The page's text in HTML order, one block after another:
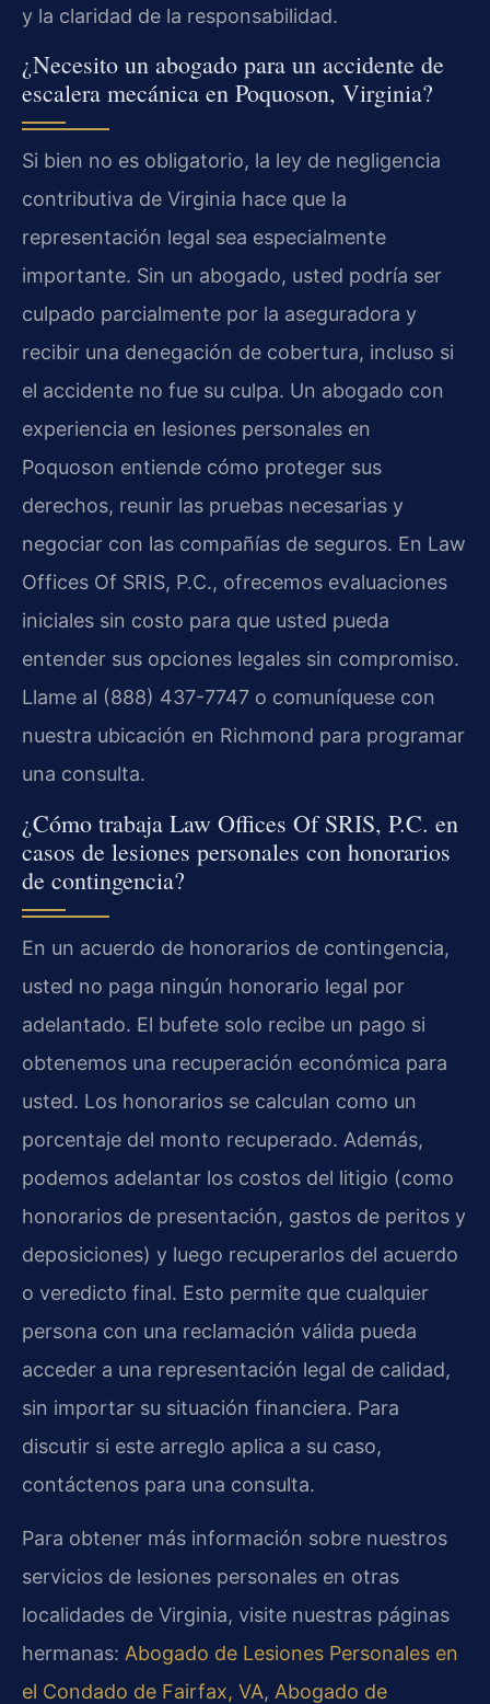
y la claridad de la responsabilidad.
¿Necesito un abogado para un accidente de
escalera mecánica en Poquoson, Virginia?
Si bien no es obligatorio, la ley de negligencia
contributiva de Virginia hace que la
representación legal sea especialmente
importante. Sin un abogado, usted podría ser
culpado parcialmente por la aseguradora y
recibir una denegación de cobertura, incluso si
el accidente no fue su culpa. Un abogado con
experiencia en lesiones personales en
Poquoson entiende cómo proteger sus
derechos, reunir las pruebas necesarias y
negociar con las compañías de seguros. En Law
Offices Of SRIS, P.C., ofrecemos evaluaciones
iniciales sin costo para que usted pueda
entender sus opciones legales sin compromiso.
Llame al (888) 437-7747 o comuníquese con
nuestra ubicación en Richmond para programar
una consulta.
¿Cómo trabaja Law Offices Of SRIS, P.C. en
casos de lesiones personales con honorarios
de contingencia?
En un acuerdo de honorarios de contingencia,
usted no paga ningún honorario legal por
adelantado. El bufete solo recibe un pago si
obtenemos una recuperación económica para
usted. Los honorarios se calculan como un
porcentaje del monto recuperado. Además,
podemos adelantar los costos del litigio (como
honorarios de presentación, gastos de peritos y
deposiciones) y luego recuperarlos del acuerdo
o veredicto final. Esto permite que cualquier
persona con una reclamación válida pueda
acceder a una representación legal de calidad,
sin importar su situación financiera. Para
discutir si este arreglo aplica a su caso,
contáctenos para una consulta.
Para obtener más información sobre nuestros
servicios de lesiones personales en otras
localidades de Virginia, visite nuestras páginas
hermanas: Abogado de Lesiones Personales en
el Condado de Fairfax, VA, Abogado de